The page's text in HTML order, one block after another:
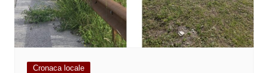
Cronaca locale